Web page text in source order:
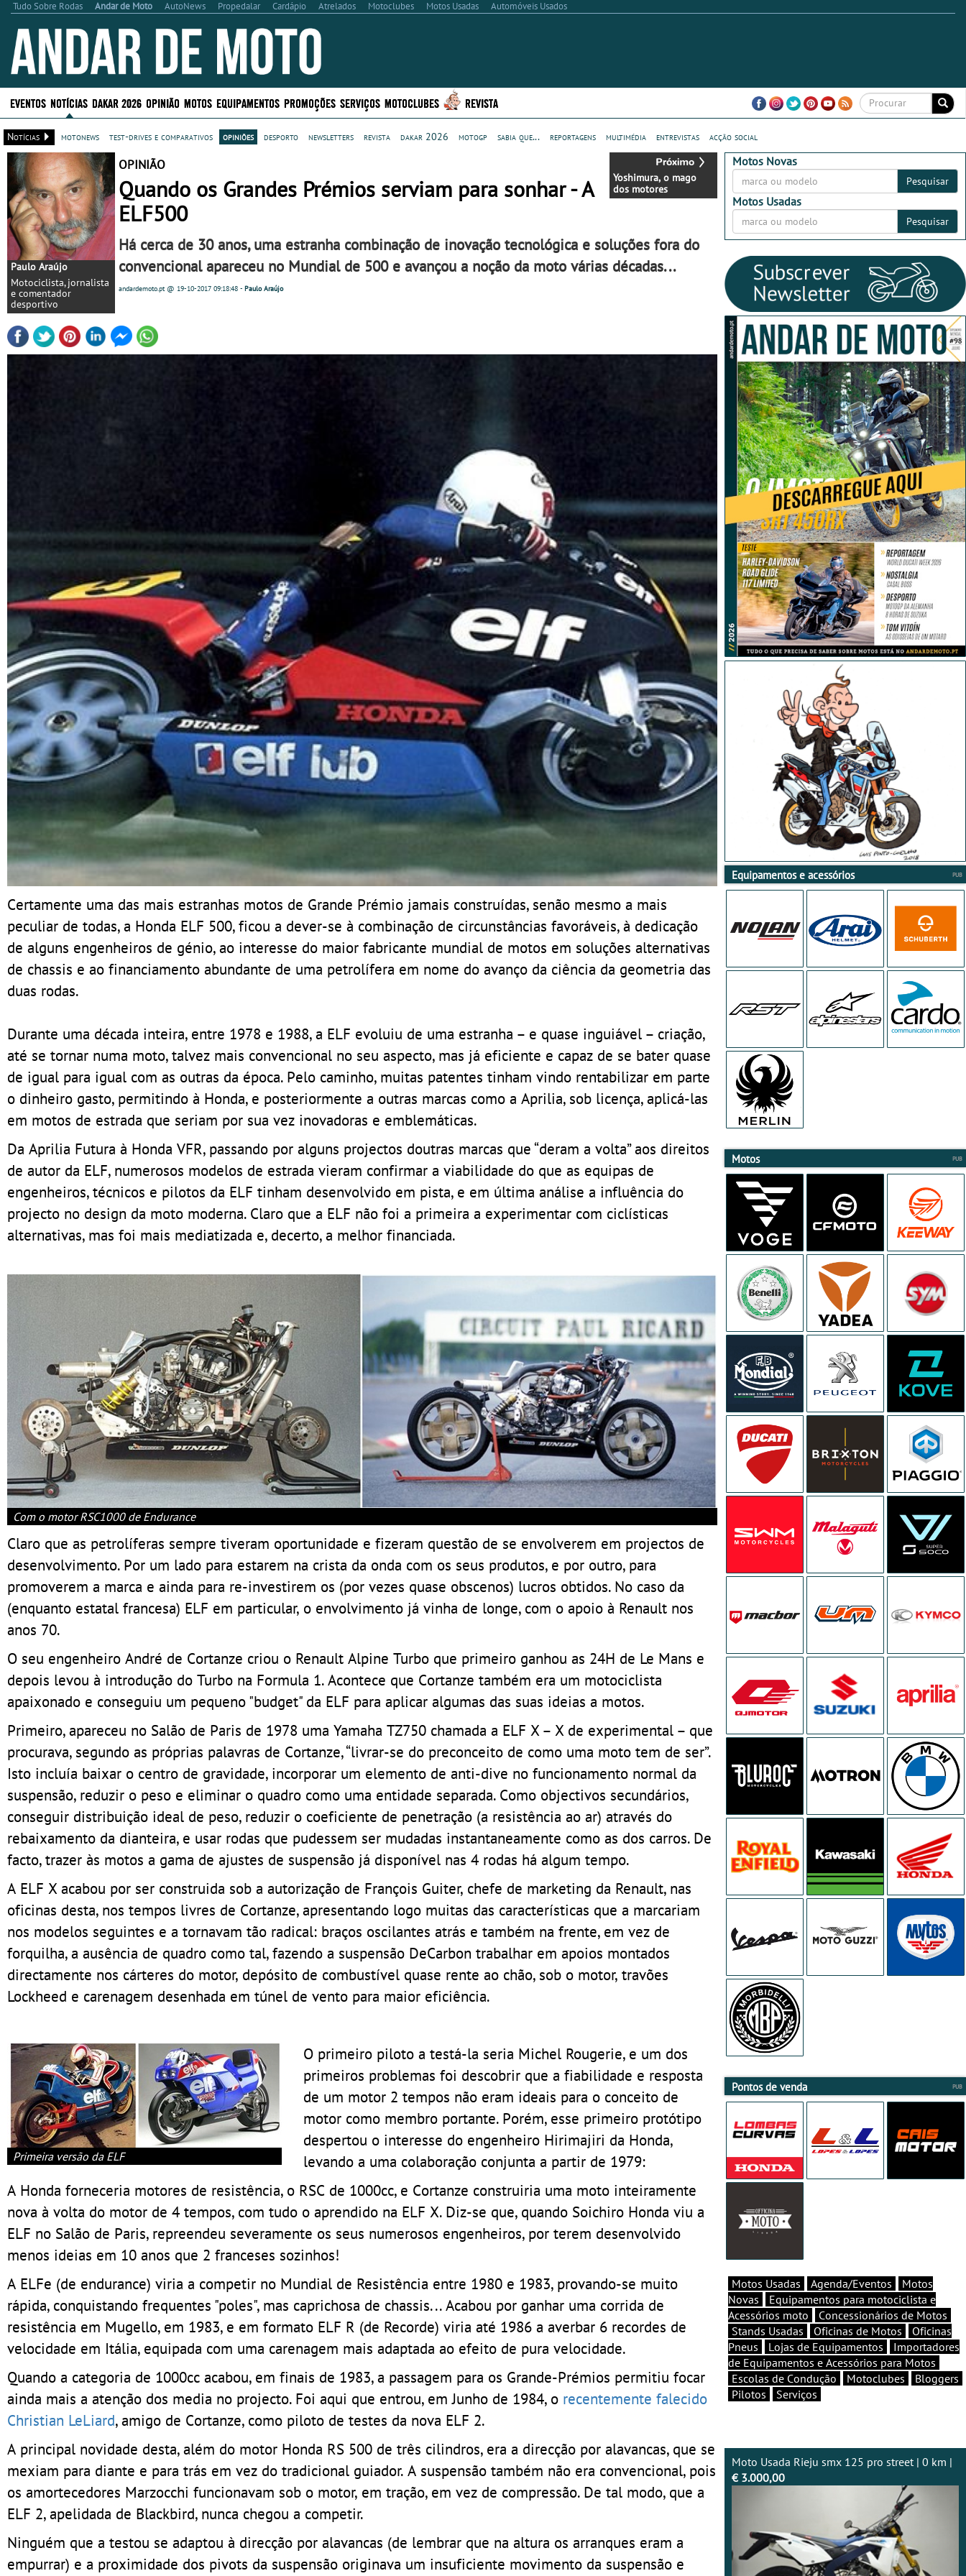
Tudo Sobre Rodas Andar de Moto AutoNews Propedalar Cardápio Atrelados Motoclubes Motos Usadas Automóveis Usados
EVENTOS NOTÍCIAS DAKAR 2026 OPINIÃO MOTOS EQUIPAMENTOS PROMOÇÕES SERVIÇOS MOTOCLUBES REVISTA
Notícias motonews test-drives e comparativos opiniões desporto newsletters revista dakar 2026 motogp sabia que... reportagens multimédia entrevistas acção social
Yoshimura, o mago
dos motores
Paulo Araújo
Motociclista, jornalista
e comentador
desportivo
OPINIÃO
Quando os Grandes Prémios serviam para sonhar - A
ELF500
Há cerca de 30 anos, uma estranha combinação de inovação tecnológica e soluções fora do
convencional apareceu no Mundial de 500 e avançou a noção da moto várias décadas...
andardemoto.pt @ 19-10-2017 09:18:48 - Paulo Araújo
Certamente uma das mais estranhas motos de Grande Prémio jamais construídas, senão mesmo a mais
peculiar de todas, a Honda ELF 500, ficou a dever-se à combinação de circunstâncias favoráveis, à dedicação
de alguns engenheiros de génio, ao interesse do maior fabricante mundial de motos em soluções alternativas
de chassis e ao financiamento abundante de uma petrolífera em nome do avanço da ciência da geometria das
duas rodas.
Durante uma década inteira, entre 1978 e 1988, a ELF evoluiu de uma estranha – e quase inguiável – criação,
até se tornar numa moto, talvez mais convencional no seu aspecto, mas já eficiente e capaz de se bater quase
de igual para igual com as outras da época. Pelo caminho, muitas patentes tinham vindo rentabilizar em parte
o dinheiro gasto, permitindo à Honda, e posteriormente a outras marcas como a Aprilia, sob licença, aplicá-las
em motos de estrada que seriam por sua vez inovadoras e emblemáticas.
Da Aprilia Futura à Honda VFR, passando por alguns projectos doutras marcas que “deram a volta” aos direitos
de autor da ELF, numerosos modelos de estrada vieram confirmar a viabilidade do que as equipas de
engenheiros, técnicos e pilotos da ELF tinham desenvolvido em pista, e em última análise a influência do
projecto no design da moto moderna. Claro que a ELF não foi a primeira a experimentar com ciclísticas
alternativas, mas foi mais mediatizada e, decerto, a melhor financiada.
Com o motor RSC1000 de Endurance
Claro que as petrolíferas sempre tiveram oportunidade e fizeram questão de se envolverem em projectos de
desenvolvimento. Por um lado para estarem na crista da onda com os seus produtos, e por outro, para
promoverem a marca e ainda para re-investirem os (por vezes quase obscenos) lucros obtidos. No caso da
(enquanto estatal francesa) ELF em particular, o envolvimento já vinha de longe, com o apoio à Renault nos
anos 70.
O seu engenheiro André de Cortanze criou o Renault Alpine Turbo que primeiro ganhou as 24H de Le Mans e
depois levou à introdução do Turbo na Formula 1. Acontece que Cortanze também era um motociclista
apaixonado e conseguiu um pequeno "budget" da ELF para aplicar algumas das suas ideias a motos.
Primeiro, apareceu no Salão de Paris de 1978 uma Yamaha TZ750 chamada a ELF X – X de experimental – que
procurava, segundo as próprias palavras de Cortanze, “livrar-se do preconceito de como uma moto tem de ser”.
Isto incluía baixar o centro de gravidade, incorporar um elemento de anti-dive no funcionamento normal da
suspensão, reduzir o peso e eliminar o quadro como uma entidade separada. Como objectivos secundários,
conseguir distribuição ideal de peso, reduzir o coeficiente de penetração (a resistência ao ar) através do
rebaixamento da dianteira, e usar rodas que pudessem ser mudadas instantaneamente como as dos carros. De
facto, trazer às motos a gama de ajustes de suspensão já disponível nas 4 rodas há algum tempo.
A ELF X acabou por ser construida sob a autorização de François Guiter, chefe de marketing da Renault, nas
oficinas desta, nos tempos livres de Cortanze, apresentando logo muitas das características que a marcariam
nos modelos seguintes e a tornavam tão radical: braços oscilantes atrás e também na frente, em vez de
forquilha, a ausência de quadro como tal, fazendo a suspensão DeCarbon trabalhar em apoios montados
directamente nos cárteres do motor, depósito de combustível quase rente ao chão, sob o motor, travões
Lockheed e carenagem desenhada em túnel de vento para maior eficiência.
Primeira versão da ELF
O primeiro piloto a testá-la seria Michel Rougerie, e um dos
primeiros problemas foi descobrir que a fiabilidade e resposta
de um motor 2 tempos não eram ideais para o conceito de
motor como membro portante. Porém, esse primeiro protótipo
despertou o interesse do engenheiro Hirimajiri da Honda,
levando a uma colaboração conjunta a partir de 1979:
A Honda forneceria motores de resistência, o RSC de 1000cc, e Cortanze construiria uma moto inteiramente
nova à volta do motor de 4 tempos, com tudo o aprendido na ELF X. Diz-se que, quando Soichiro Honda viu a
ELF no Salão de Paris, repreendeu severamente os seus numerosos engenheiros, por terem desenvolvido
menos ideias em 10 anos que 2 franceses sozinhos!
A ELFe (de endurance) viria a competir no Mundial de Resistência entre 1980 e 1983, provando-se muito
rápida, conquistando frequentes "poles", mas caprichosa de chassis... Acabou por ganhar uma corrida de
resistência em Mugello, em 1983, e em formato ELF R (de Recorde) viria até 1986 a averbar 6 recordes de
velocidade em Itália, equipada com uma carenagem mais adaptada ao efeito de pura velocidade.
Quando a categoria de 1000cc acabou, em finais de 1983, a passagem para os Grande-Prémios permitiu focar
ainda mais a atenção dos media no projecto. Foi aqui que entrou, em Junho de 1984, o recentemente falecido
Christian LeLiard, amigo de Cortanze, como piloto de testes da nova ELF 2.
A principal novidade desta, além do motor Honda RS 500 de três cilindros, era a direcção por alavancas, que se
mexiam para diante e para trás em vez do tradicional guiador. A suspensão também não era convencional, pois
os amortecedores Marzocchi funcionavam sob o motor, em tração, em vez de compressão. De tal modo, que a
ELF 2, apelidada de Blackbird, nunca chegou a competir.
Ninguém que a testou se adaptou à direcção por alavancas (de lembrar que na altura os arranques eram a
empurrar) e a proximidade dos pivots da suspensão originava um insuficiente movimento da suspensão e
Motos Novas
Pesquisar
Motos Usadas
Pesquisar
Equipamentos e acessórios
Motos
Pontos de venda
Motos Usadas Agenda/Eventos
Motos
Novas
Equipamentos para motociclista e
Acessórios moto
Concessionários de Motos
Stands Usadas
Oficinas de Motos
Oficinas
Pneus
Lojas de Equipamentos
Importadores
de Equipamentos e Acessórios para Motos
Escolas de Condução
Motoclubes
Bloggers
Pilotos
Serviços
Moto Usada Rieju smx 125 pro street | 0 km |
€ 3.000,00